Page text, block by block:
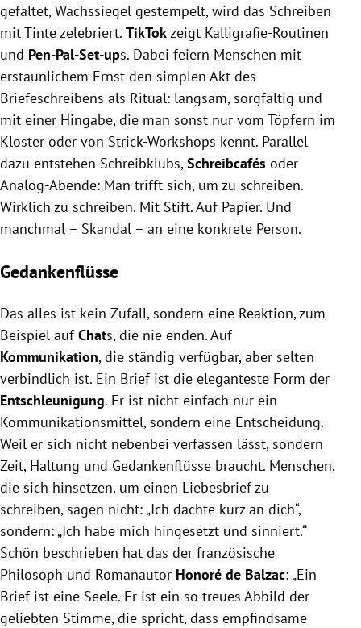
gefaltet, Wachssiegel gestempelt, wird das Schreiben
mit Tinte zelebriert. TikTokzeigt Kalligrafie-Routinen
und Pen-Pal-Set-ups. Dabei feiern Menschen mit
erstaunlichem Ernst den simplen Akt des
Briefeschreibens als Ritual: langsam, sorgfältig und
mit einer Hingabe, die man sonst nur vom Töpfern im
Kloster oder von Strick-Workshops kennt. Parallel
dazu entstehen Schreibklubs,Schreibcafés oder
Analog-Abende: Man trifft sich, um zu schreiben.
Wirklich zu schreiben. Mit Stift. Auf Papier. Und
manchmal – Skandal – an eine konkrete Person.
Gedankenflüsse
Das alles ist kein Zufall, sondern eine Reaktion, zum
Beispiel aufChats, die nie enden. Auf
Kommunikation, die ständig verfügbar, aber selten
verbindlich ist. Ein Brief ist die eleganteste Form der
Entschleunigung. Er ist nicht einfach nur ein
Kommunikationsmittel, sondern eine Entscheidung.
Weil er sich nicht nebenbei verfassen lässt, sondern
Zeit, Haltung und Gedankenflüsse braucht. Menschen,
die sich hinsetzen, um einen Liebesbrief zu
schreiben, sagen nicht: „Ich dachte kurz an dich“,
sondern: „Ich habe mich hingesetzt und sinniert.“
Schön beschrieben hat das der französische
Philosoph und Romanautor Honoré de Balzac: „Ein
Brief ist eine Seele. Er ist ein so treues Abbild der
geliebten Stimme, die spricht, dass empfindsame